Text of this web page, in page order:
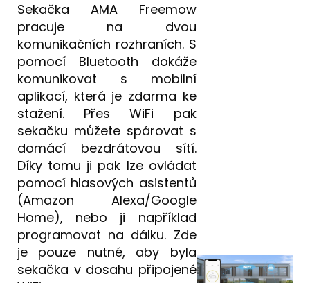
Sekačka AMA Freemow
pracuje na dvou
komunikačních rozhraních. S
pomocí Bluetooth dokáže
komunikovat s mobilní
aplikací, která je zdarma ke
stažení. Přes WiFi pak
sekačku můžete spárovat s
domácí bezdrátovou sítí.
Díky tomu ji pak lze ovládat
pomocí hlasových asistentů
(Amazon Alexa/Google
Home), nebo ji například
programovat na dálku. Zde
je pouze nutné, aby byla
sekačka v dosahu připojené